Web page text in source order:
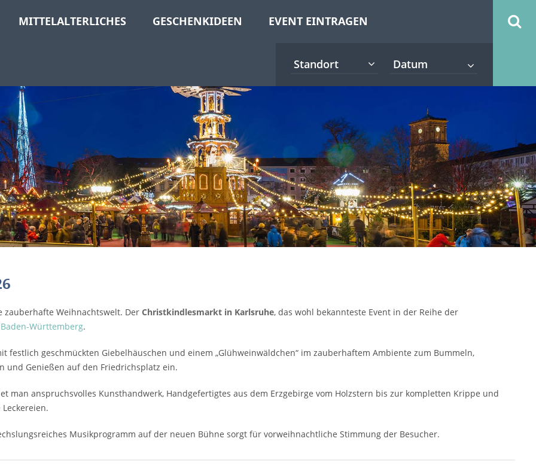
MITTELALTERLICHES GESCHENKIDEEN EVENT EINTRAGEN
Standort
Weihnachtswelt. Der Christkindlesmarkt in Karlsruhe, das wohl bekannteste Event in der Reihe der
Württemberg.
festlich geschmückten Giebelhäuschen und einem „Glühweinwäldchen“ im zauberhaftem Ambiente zum Bummeln,
und Genießen auf den Friedrichsplatz ein.
man anspruchsvolles Kunsthandwerk, Handgefertigtes aus dem Erzgebirge vom Holzstern bis zur kompletten Krippe und
Musikprogramm auf der neuen Bühne sorgt für vorweihnachtliche Stimmung der Besucher.